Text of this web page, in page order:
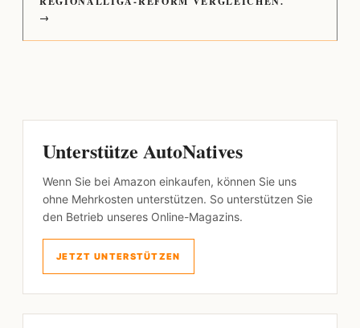
→
Unterstütze AutoNatives
Wenn Sie bei Amazon einkaufen, können Sie uns
ohne Mehrkosten unterstützen. So unterstützen Sie
den Betrieb unseres Online-Magazins.
JETZT UNTERSTÜTZEN